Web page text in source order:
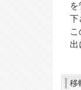
下
出
移